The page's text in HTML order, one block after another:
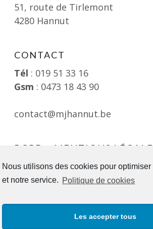
Nous utilisons des cookies pour
et notre service. Politique de cookies
Les accepter tous
51, route de Tirlemont
4280 Hannut
CONTACT
Tél : 019 51 33 16
Gsm : 0473 18 43 90
contact@mjhannut.be
RGPD – MENTIONS
Consultable ici